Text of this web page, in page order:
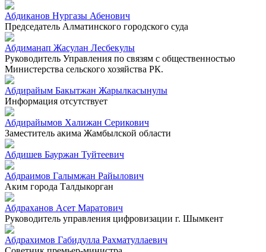
Абдиканов Нургазы Абенович
Председатель Алматинского городского суда
Абдиманап Жасулан Лесбекулы
Руководитель Управления по связям с общественностью
Министерства сельского хозяйства РК.
Абдирайым Бакытжан Жарылкасынулы
Информация отсутствует
Абдирайымов Халижан Серикович
Заместитель акима Жамбылской области
Абдишев Бауржан Туйтеевич
Абдраимов Галымжан Райылович
Аким города Талдыкорган
Абдраханов Асет Маратович
Руководитель управления цифровизации г. Шымкент
Абдрахимов Габидулла Рахматуллаевич